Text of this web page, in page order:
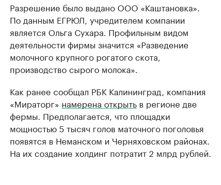
Разрешение было выдано ООО «Каштановка».
По данным ЕГРЮЛ, учредителем компании
является Ольга Сухара. Профильным видом
деятельности фирмы значится «Разведение
молочного крупного рогатого скота,
производство сырого молока».
Как ранее сообщал РБК Калининград, компания
«Мираторг» намерена открыть в регионе две
фермы. Предполагается, что площадки
мощностью 5 тысяч голов маточного поголовья
появятся в Неманском и Черняховском районах.
На их создание холдинг потратит 2 млрд рублей.